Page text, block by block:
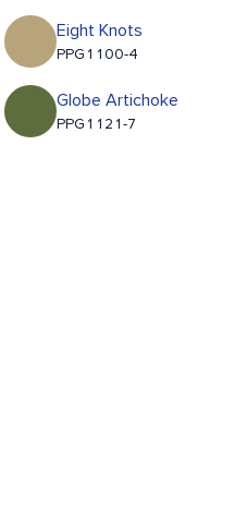
Eight Knots
PPG1100-4
Globe Artichoke
PPG1121-7